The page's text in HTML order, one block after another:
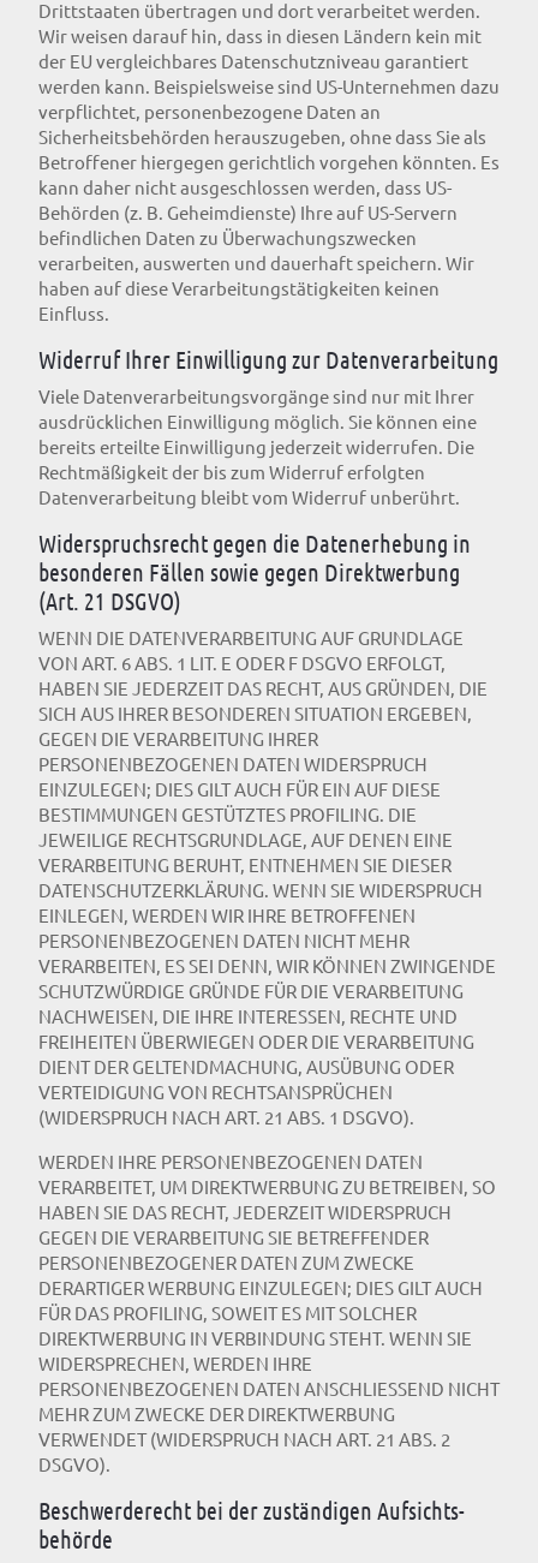
Drittstaaten übertragen und dort verarbeitet werden.
Wir weisen darauf hin, dass in diesen Ländern kein mit
der EU vergleichbares Datenschutzniveau garantiert
werden kann. Beispielsweise sind US-Unternehmen dazu
verpflichtet, personenbezogene Daten an
Sicherheitsbehörden herauszugeben, ohne dass Sie als
Betroffener hiergegen gerichtlich vorgehen könnten. Es
kann daher nicht ausgeschlossen werden, dass US-
Behörden (z. B. Geheimdienste) Ihre auf US-Servern
befindlichen Daten zu Überwachungszwecken
verarbeiten, auswerten und dauerhaft speichern. Wir
haben auf diese Verarbeitungstätigkeiten keinen
Einfluss.
Widerruf Ihrer Einwilligung zur Datenverarbeitung
Viele Datenverarbeitungsvorgänge sind nur mit Ihrer
ausdrücklichen Einwilligung möglich. Sie können eine
bereits erteilte Einwilligung jederzeit widerrufen. Die
Rechtmäßigkeit der bis zum Widerruf erfolgten
Datenverarbeitung bleibt vom Widerruf unberührt.
Widerspruchsrecht gegen die Datenerhebung in
besonderen Fällen sowie gegen Direktwerbung
(Art. 21 DSGVO)
WENN DIE DATENVERARBEITUNG AUF GRUNDLAGE
VON ART. 6 ABS. 1 LIT. E ODER F DSGVO ERFOLGT,
HABEN SIE JEDERZEIT DAS RECHT, AUS GRÜNDEN, DIE
SICH AUS IHRER BESONDEREN SITUATION ERGEBEN,
GEGEN DIE VERARBEITUNG IHRER
PERSONENBEZOGENEN DATEN WIDERSPRUCH
EINZULEGEN; DIES GILT AUCH FÜR EIN AUF DIESE
BESTIMMUNGEN GESTÜTZTES PROFILING. DIE
JEWEILIGE RECHTSGRUNDLAGE, AUF DENEN EINE
VERARBEITUNG BERUHT, ENTNEHMEN SIE DIESER
DATENSCHUTZERKLÄRUNG. WENN SIE WIDERSPRUCH
EINLEGEN, WERDEN WIR IHRE BETROFFENEN
PERSONENBEZOGENEN DATEN NICHT MEHR
VERARBEITEN, ES SEI DENN, WIR KÖNNEN ZWINGENDE
SCHUTZWÜRDIGE GRÜNDE FÜR DIE VERARBEITUNG
NACHWEISEN, DIE IHRE INTERESSEN, RECHTE UND
FREIHEITEN ÜBERWIEGEN ODER DIE VERARBEITUNG
DIENT DER GELTENDMACHUNG, AUSÜBUNG ODER
VERTEIDIGUNG VON RECHTSANSPRÜCHEN
(WIDERSPRUCH NACH ART. 21 ABS. 1 DSGVO).
WERDEN IHRE PERSONENBEZOGENEN DATEN
VERARBEITET, UM DIREKTWERBUNG ZU BETREIBEN, SO
HABEN SIE DAS RECHT, JEDERZEIT WIDERSPRUCH
GEGEN DIE VERARBEITUNG SIE BETREFFENDER
PERSONENBEZOGENER DATEN ZUM ZWECKE
DERARTIGER WERBUNG EINZULEGEN; DIES GILT AUCH
FÜR DAS PROFILING, SOWEIT ES MIT SOLCHER
DIREKTWERBUNG IN VERBINDUNG STEHT. WENN SIE
WIDERSPRECHEN, WERDEN IHRE
PERSONENBEZOGENEN DATEN ANSCHLIESSEND NICHT
MEHR ZUM ZWECKE DER DIREKTWERBUNG
VERWENDET (WIDERSPRUCH NACH ART. 21 ABS. 2
DSGVO).
Beschwerde­recht bei der zuständigen Aufsichts­
behörde